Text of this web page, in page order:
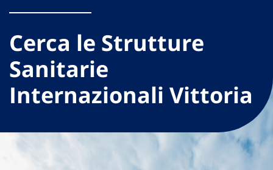
Cerca le Strutture
Sanitarie
Internazionali Vittoria